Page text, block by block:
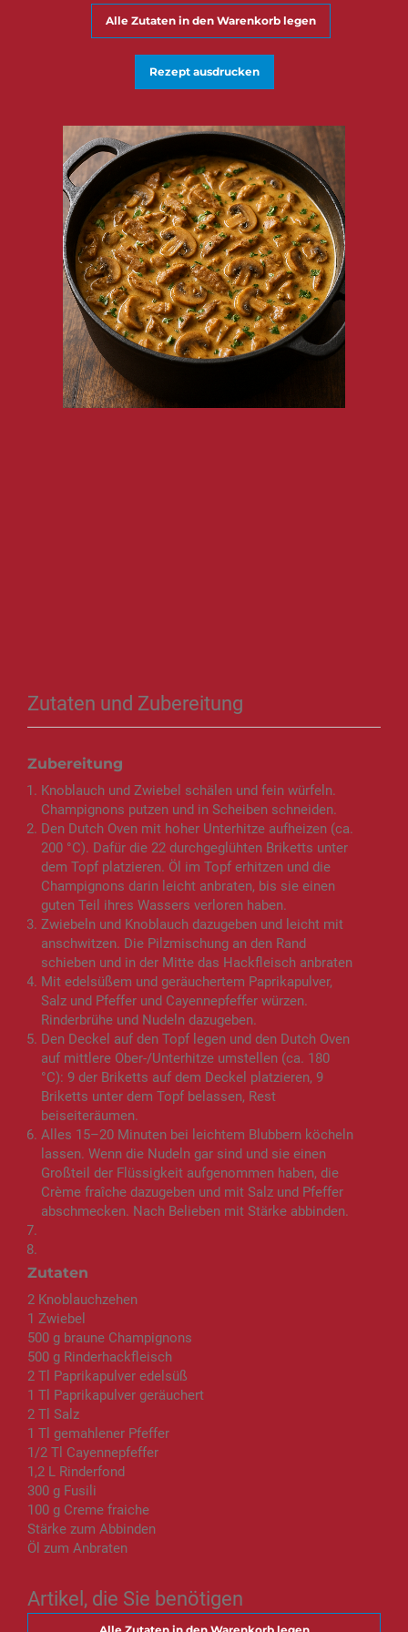
Alle Zutaten in den Warenkorb legen
Rezept ausdrucken
Zutaten und Zubereitung
Zutaten
2 Knoblauchzehen
1 Zwiebel
500 g braune Champignons
500 g Rinderhackfleisch
2 Tl Paprikapulver edelsüß
1 Tl Paprikapulver geräuchert
2 Tl Salz
1 Tl gemahlener Pfeffer
1/2 Tl Cayennepfeffer
1,2 L Rinderfond
300 g Fusili
100 g Creme fraiche
Stärke zum Abbinden
Öl zum Anbraten
Zubereitung
Knoblauch und Zwiebel schälen und fein würfeln.
Champignons putzen und in Scheiben schneiden.
Den Dutch Oven mit hoher Unterhitze aufheizen (ca.
200 °C). Dafür die 22 durchgeglühten Briketts unter
dem Topf platzieren. Öl im Topf erhitzen und die
Champignons darin leicht anbraten, bis sie einen
guten Teil ihres Wassers verloren haben.
Zwiebeln und Knoblauch dazugeben und leicht mit
anschwitzen. Die Pilzmischung an den Rand
schieben und in der Mitte das Hackfleisch anbraten
Mit edelsüßem und geräuchertem Paprikapulver,
Salz und Pfeffer und Cayennepfeffer würzen.
Rinderbrühe und Nudeln dazugeben.
Den Deckel auf den Topf legen und den Dutch Oven
auf mittlere Ober-/Unterhitze umstellen (ca. 180
°C): 9 der Briketts auf dem Deckel platzieren, 9
Briketts unter dem Topf belassen, Rest
beiseiteräumen.
Alles 15–20 Minuten bei leichtem Blubbern köcheln
lassen. Wenn die Nudeln gar sind und sie einen
Großteil der Flüssigkeit aufgenommen haben, die
Crème fraîche dazugeben und mit Salz und Pfeffer
abschmecken. Nach Belieben mit Stärke abbinden.
Artikel, die Sie benötigen
Alle Zutaten in den Warenkorb legen